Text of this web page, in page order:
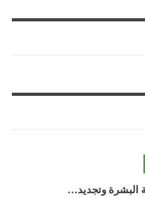
البشرة وتجديد…